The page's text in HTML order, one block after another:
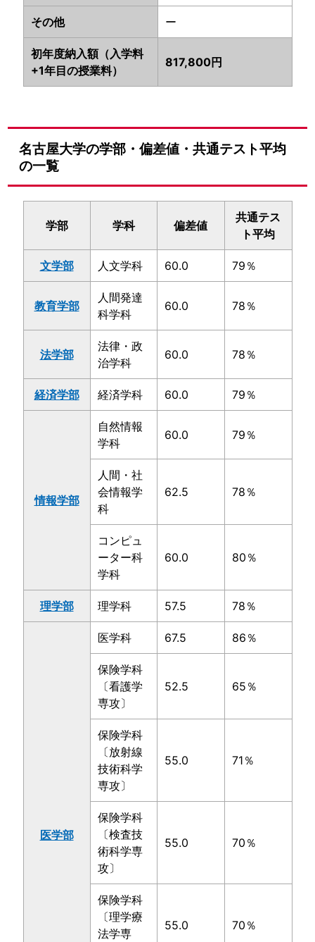
その他 ー
初年度納入額（入学料
+1年目の授業料）
817,800円
名古屋大学の学部・偏差値・共通テスト平均
の一覧
学部 学科 偏差値
共通テス
ト平均
文学部 人文学科 60.0 79％
教育学部
人間発達
科学科
60.0 78％
法学部
法律・政
治学科
60.0 78％
経済学部 経済学科 60.0 79％
情報学部
自然情報
学科
60.0 79％
人間・社
会情報学
科
62.5 78％
コンピュ
ーター科
学科
60.0 80％
理学部 理学科 57.5 78％
医学部
医学科 67.5 86％
保険学科
〔看護学
専攻〕
52.5 65％
保険学科
〔放射線
技術科学
専攻〕
55.0 71％
保険学科
〔検査技
術科学専
攻〕
55.0 70％
保険学科
〔理学療
法学専
55.0 70％